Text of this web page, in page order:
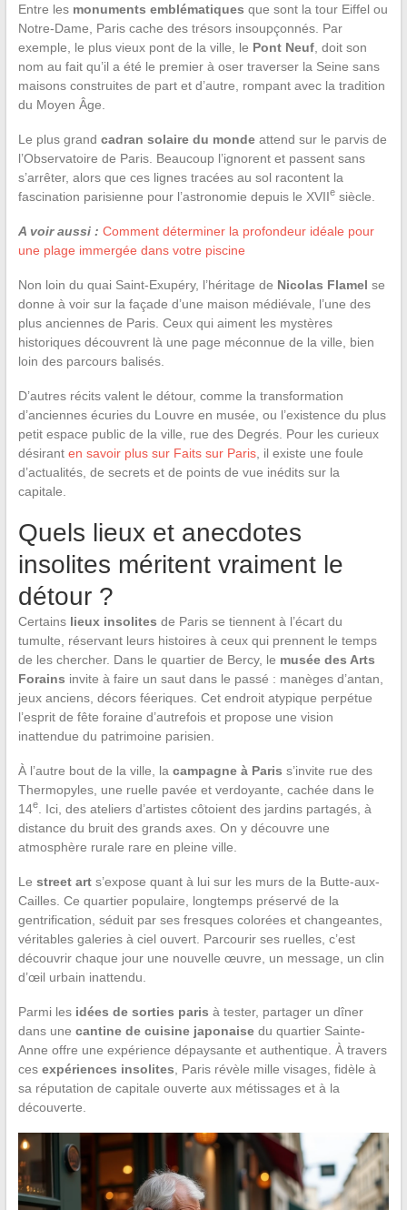
Entre les monuments emblématiques que sont la tour Eiffel ou
Notre-Dame, Paris cache des trésors insoupçonnés. Par
exemple, le plus vieux pont de la ville, le Pont Neuf, doit son
nom au fait qu’il a été le premier à oser traverser la Seine sans
maisons construites de part et d’autre, rompant avec la tradition
du Moyen Âge.
Le plus grand cadran solaire du mondeattend sur le parvis de
l’Observatoire de Paris. Beaucoup l’ignorent et passent sans
s’arrêter, alors que ces lignes tracées au sol racontent la
fascination parisienne pour l’astronomie depuis le XVIIesiècle.
A voir aussi : Comment déterminer la profondeur idéale pour
une plage immergée dans votre piscine
Non loin du quai Saint-Exupéry, l’héritage de Nicolas Flamel se
donne à voir sur la façade d’une maison médiévale, l’une des
plus anciennes de Paris. Ceux qui aiment les mystères
historiques découvrent là une page méconnue de la ville, bien
loin des parcours balisés.
D’autres récits valent le détour, comme la transformation
d’anciennes écuries du Louvre en musée, ou l’existence du plus
petit espace public de la ville, rue des Degrés. Pour les curieux
désirant en savoir plus sur Faits sur Paris, il existe une foule
d’actualités, de secrets et de points de vue inédits sur la
capitale.
Quels lieux et anecdotes
insolites méritent vraiment le
détour ?
Certains lieux insolites de Paris se tiennent à l’écart du
tumulte, réservant leurs histoires à ceux qui prennent le temps
de les chercher. Dans le quartier de Bercy, le musée des Arts
Forains invite à faire un saut dans le passé : manèges d’antan,
jeux anciens, décors féeriques. Cet endroit atypique perpétue
l’esprit de fête foraine d’autrefois et propose une vision
inattendue du patrimoine parisien.
À l’autre bout de la ville, la campagne à Paris s’invite rue des
Thermopyles, une ruelle pavée et verdoyante, cachée dans le
14e. Ici, des ateliers d’artistes côtoient des jardins partagés, à
distance du bruit des grands axes. On y découvre une
atmosphère rurale rare en pleine ville.
Le street arts’expose quant à lui sur les murs de la Butte-aux-
Cailles. Ce quartier populaire, longtemps préservé de la
gentrification, séduit par ses fresques colorées et changeantes,
véritables galeries à ciel ouvert. Parcourir ses ruelles, c’est
découvrir chaque jour une nouvelle œuvre, un message, un clin
d’œil urbain inattendu.
Parmi les idées de sorties paris à tester, partager un dîner
dans une cantine de cuisine japonaisedu quartier Sainte-
Anne offre une expérience dépaysante et authentique. À travers
ces expériences insolites , Paris révèle mille visages, fidèle à
sa réputation de capitale ouverte aux métissages et à la
découverte.